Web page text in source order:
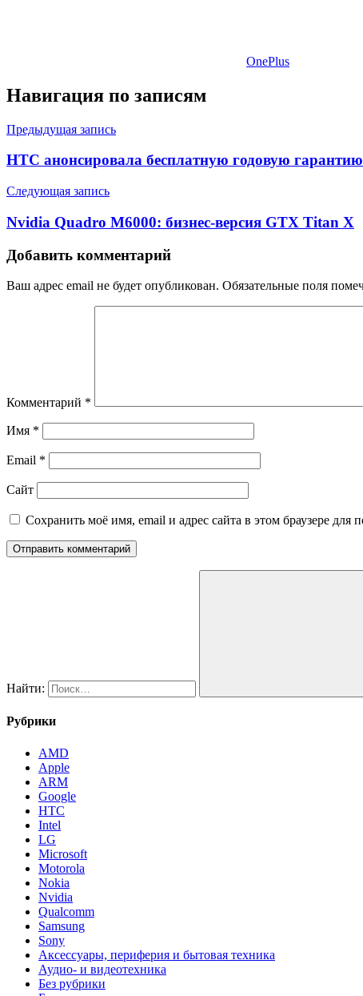
OnePlus
Навигация по записям
Предыдущая запись
HTC анонсировала бесплатную годовую
Следующая запись
Nvidia Quadro M6000: бизнес-версия GTX Titan X
Добавить комментарий
Ваш адрес email не будет опубликован. Обязательные поля
Комментарий *
Имя *
Email *
Сайт
Сохранить моё имя, email и адрес сайта в этом браузере
Найти:
Рубрики
AMD
Apple
ARM
Google
HTC
Intel
LG
Microsoft
Motorola
Nokia
Nvidia
Qualcomm
Samsung
Sony
Аксессуары, периферия и бытовая техника
Аудио- и видеотехника
Без рубрики